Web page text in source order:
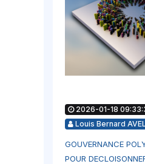
2026-01-18
Louis Bernard
GOUVERNANCE
POUR